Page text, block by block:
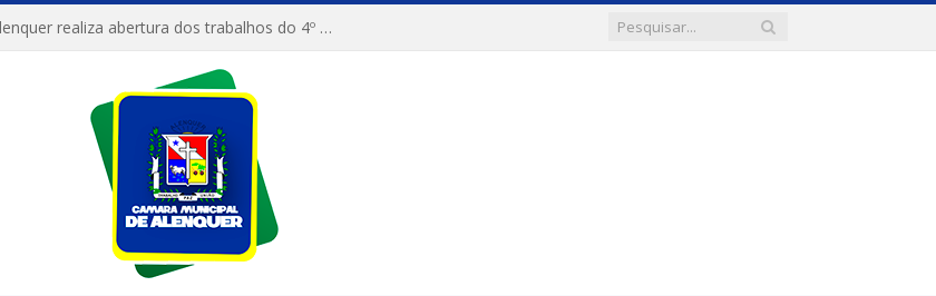
Câmara Municipal de Alenquer realiza abertura dos trabalhos do 4º Período Legislativo